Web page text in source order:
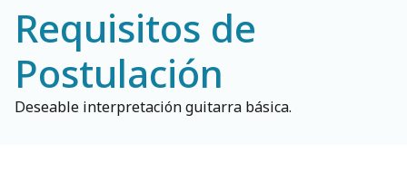
Requisitos de
Postulación
Deseable interpretación guitarra básica.